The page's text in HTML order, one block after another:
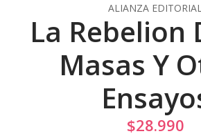
ALIANZA
La Rebelion
Masas Y
$28.990